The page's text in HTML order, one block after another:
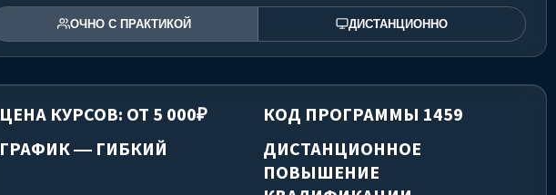
ОЧНО С ПРАКТИКОЙ ДИСТАНЦИОННО
ЦЕНА КУРСОВ: ОТ 5 000₽
КОД ПРОГРАММЫ 1459
ГРАФИК — ГИБКИЙ
ДИСТАНЦИОННОЕ
ПОВЫШЕНИЕ